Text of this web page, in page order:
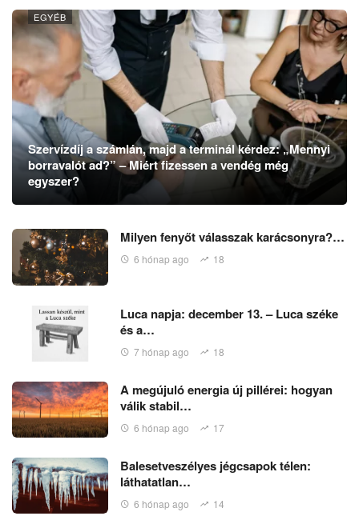
EGYÉB
Szervízdíj a számlán, majd a terminál kérdez: „Mennyi
borravalót ad?” – Miért fizessen a vendég még
egyszer?
Milyen fenyőt válasszak karácsonyra?…
6 hónap ago 18
Luca napja: december 13. – Luca széke
és a…
7 hónap ago 18
A megújuló energia új pillérei: hogyan
válik stabil…
6 hónap ago 17
Balesetveszélyes jégcsapok télen:
láthatatlan…
6 hónap ago 14